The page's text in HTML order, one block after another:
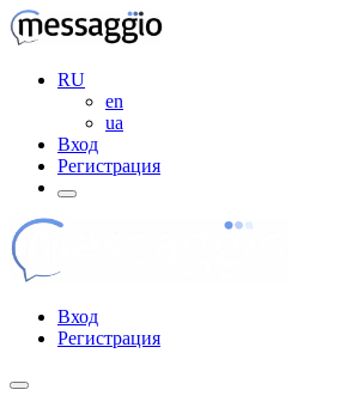
RU
en
ua
Вход
Регистрация
Вход
Регистрация